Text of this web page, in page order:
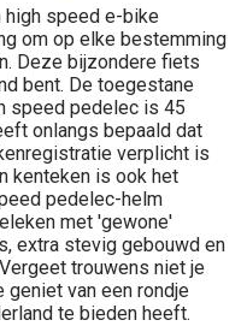
high speed e-bike
om op elke bestemming
Deze bijzondere fiets
bent. De toegestane
speed pedelec is 45
onlangs bepaald dat
verplicht is
kenteken is ook het
pedelec-helm
met 'gewone'
extra stevig gebouwd en
trouwens niet je
van een rondje
te bieden heeft.